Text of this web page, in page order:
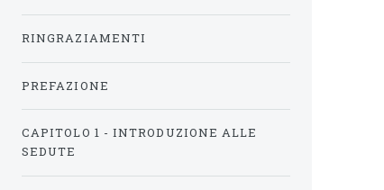
RINGRAZIAMENTI
PREFAZIONE
CAPITOLO 1 - INTRODUZIONE ALLE
SEDUTE